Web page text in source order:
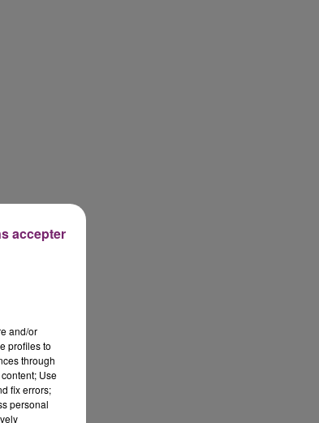
and/or
profiles to
through
Use
fix errors;
personal
accepter